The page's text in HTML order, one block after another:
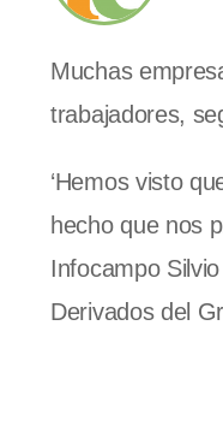
Muchas
trabajadores,
‘Hemos visto
hecho que nos
Infocampo
Derivados del